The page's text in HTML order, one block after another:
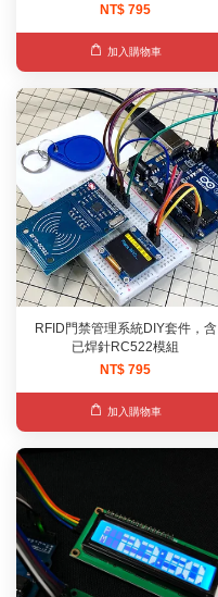
NT$ 795
加入購物車
RFID門禁管理系統DIY套件，含
已焊針RC522模組
NT$ 795
加入購物車